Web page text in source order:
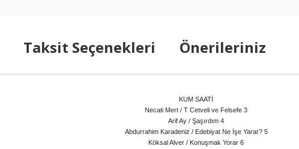
Taksit Seçenekleri Önerileriniz
KUM SAATİ
Necati Mert / T Cetveli ve Felsefe 3
Arif Ay / Şaşırdım 4
Abdurrahim Karadeniz / Edebiyat Ne İşe Yarar? 5
Köksal Alver / Konuşmak Yorar 6